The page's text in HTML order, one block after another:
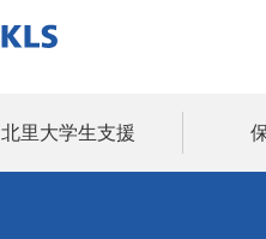
北里大学生支援